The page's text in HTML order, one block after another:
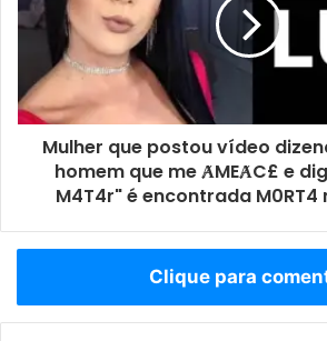
Mulher que postou vídeo
homem que me ȺMEȺC£ e
M4T4r" é encontrada M0RT4
Clique para